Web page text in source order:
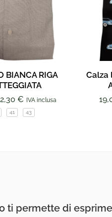
BIANCA RIGA
€ IVA inclusa
41 43
Calza
ti permette di